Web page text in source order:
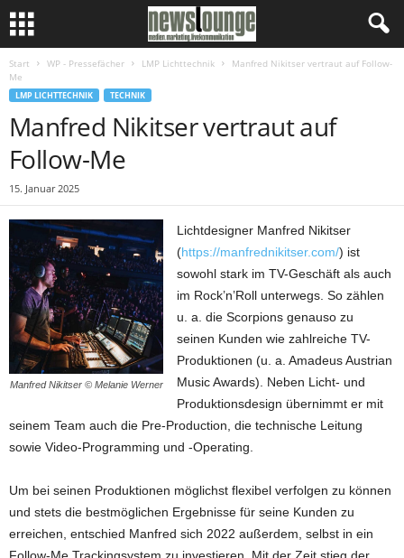
Start WP - Pressefächer LMP Lichttechnik
Manfred Nikitser vertraut auf Follow-
Me
LMP LICHTTECHNIK TECHNIK
Manfred Nikitser vertraut auf
Follow-Me
15. Januar 2025
Manfred Nikitser © Melanie Werner
Lichtdesigner Manfred Nikitser
(https://manfrednikitser.com/) ist
sowohl stark im TV-Geschäft als auch
im Rock’n’Roll unterwegs. So zählen
u. a. die Scorpions genauso zu
seinen Kunden wie zahlreiche TV-
Produktionen (u. a. Amadeus Austrian
Music Awards). Neben Licht- und
Produktionsdesign übernimmt er mit
seinem Team auch die Pre-Production, die technische Leitung
sowie Video-Programming und -Operating.
Um bei seinen Produktionen möglichst flexibel verfolgen zu können
und stets die bestmöglichen Ergebnisse für seine Kunden zu
erreichen, entschied Manfred sich 2022 außerdem, selbst in ein